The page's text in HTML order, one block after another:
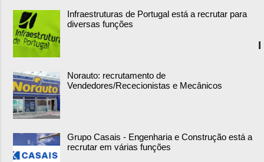
Infraestruturas de Portugal está a recrutar para
diversas funções
Norauto: recrutamento de
Vendedores/Rececionistas e Mecânicos
Grupo Casais - Engenharia e Construção está a
recrutar em várias funções
I